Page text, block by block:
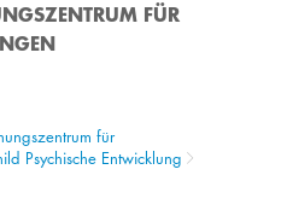
FÜR
für
Psychische Entwicklung